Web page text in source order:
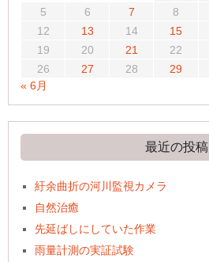
5
6 7 8
12
13 14 15
19
20 21 22
26
27 28 29
« 6月
最近の投稿
紆余曲折の河川監視カメラ
自然治癒
先延ばしにしていた作業
雨量計測の実証試験